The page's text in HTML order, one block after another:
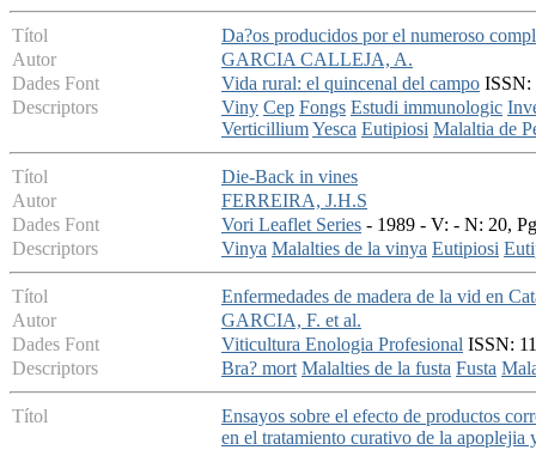
Títol
Da?os producidos por el numeroso
Autor
GARCIA CALLEJA, A.
Dades Font
Vida rural: el quincenal del campo ISSN:
Descriptors
Viny Cep Fongs Estudi immunologic
VerticilliumYesca Eutipiosi Malaltia de
Títol
Die-Back in vines
Autor
FERREIRA, J.H.S
Dades Font
Vori Leaflet Series - 1989 - V: - N: 20,
Descriptors
Vinya Malalties de la vinya Eutipiosi
Títol
Enfermedades de madera de la vid en
Autor
GARCIA, F. et al.
Dades Font
Viticultura Enologia Profesional ISSN:
Descriptors
Bra? mort Malalties de la fusta Fusta
Títol
Ensayos sobre el efecto de productos
en el tratamiento curativo de la